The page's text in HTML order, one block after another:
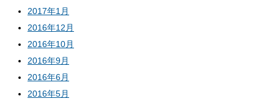
2017年1月
2016年12月
2016年10月
2016年9月
2016年6月
2016年5月